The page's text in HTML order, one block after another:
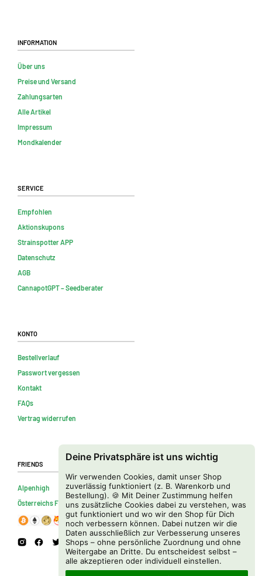
Deine Privatsphäre ist uns wichtig
Wir verwenden Cookies, damit unser Shop
zuverlässig funktioniert (z. B. Warenkorb und
Bestellung). 🍪 Mit Deiner Zustimmung helfen
uns zusätzliche Cookies dabei zu verstehen, was
gut funktioniert und wo wir den Shop für Dich
noch verbessern können. Dabei nutzen wir die
Daten ausschließlich zur Verbesserung unseres
Shops – ohne persönliche Zuordnung und ohne
Weitergabe an Dritte. Du entscheidest selbst –
alle akzeptieren oder individuell einstellen.
Information
Über uns
Preise und Versand
Zahlungsarten
Alle Artikel
Impressum
Mondkalender
Service
Empfohlen
Aktionskupons
Strainspotter APP
Datenschutz
AGB
CannapotGPT – Seedberater
Konto
Bestellverlauf
Passwort vergessen
Kontakt
FAQs
Vertrag widerrufen
Friends
Alpenhigh
Österreichs Firmenverzeichnis